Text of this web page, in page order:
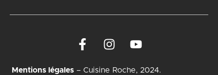
Mentions légales – Cuisine Roche, 2024.